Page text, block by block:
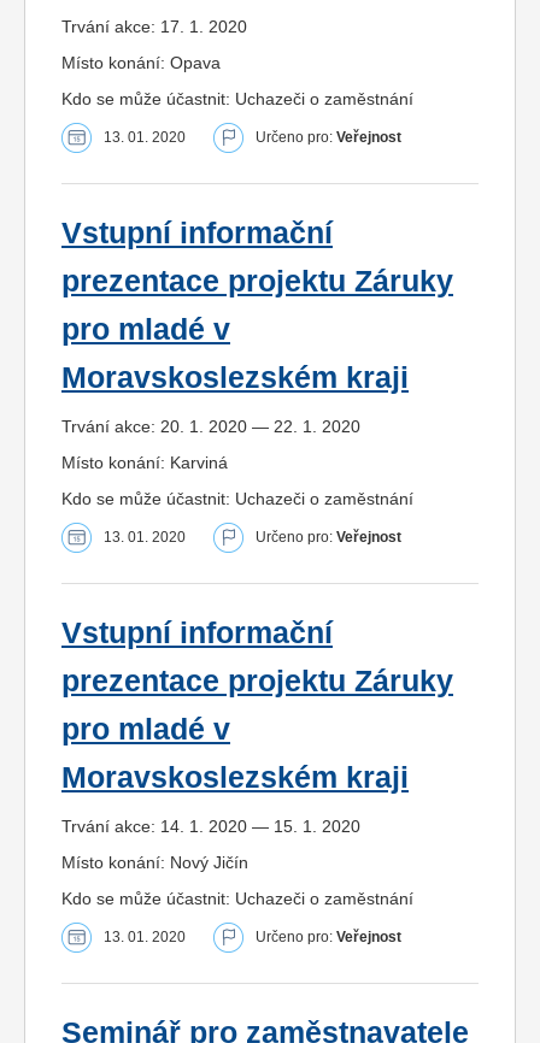
Trvání akce: 17. 1. 2020
Místo konání: Opava
Kdo se může účastnit: Uchazeči o zaměstnání
13. 01. 2020 Určeno pro: Veřejnost
Vstupní informační
prezentace projektu Záruky
pro mladé v
Moravskoslezském kraji
Trvání akce: 20. 1. 2020 — 22. 1. 2020
Místo konání: Karviná
Kdo se může účastnit: Uchazeči o zaměstnání
13. 01. 2020 Určeno pro: Veřejnost
Vstupní informační
prezentace projektu Záruky
pro mladé v
Moravskoslezském kraji
Trvání akce: 14. 1. 2020 — 15. 1. 2020
Místo konání: Nový Jičín
Kdo se může účastnit: Uchazeči o zaměstnání
13. 01. 2020 Určeno pro: Veřejnost
Seminář pro zaměstnavatele